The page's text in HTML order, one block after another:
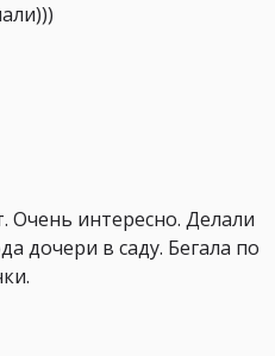
Очень интересно. Делали
дочери в саду. Бегала по